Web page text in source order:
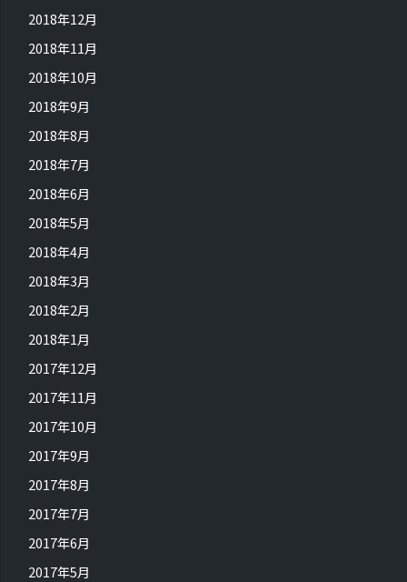
2018年12月
2018年11月
2018年10月
2018年9月
2018年8月
2018年7月
2018年6月
2018年5月
2018年4月
2018年3月
2018年2月
2018年1月
2017年12月
2017年11月
2017年10月
2017年9月
2017年8月
2017年7月
2017年6月
2017年5月